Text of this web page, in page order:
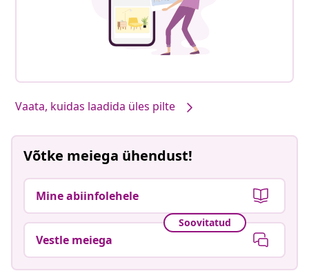
Vaata, kuidas laadida üles pilte
Võtke meiega ühendust!
Mine abiinfolehele
Soovitatud
Vestle meiega